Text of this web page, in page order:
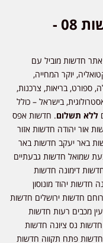
חדשות אפס שמונה | חדשות 08 -
אתר חדשות מוביל עם
יוקר המחייה,
ספורט, בריאות, צרכנות,
בישראל – כולל
ללא תשלום. חדשות אפס
אור יהודה חדשות אזור
באר יעקב חדשות באר
שמואל חדשות גבעתיים
דימונה חדשות
יהוד מונוסון
חדשות ירושלים חדשות
מכבים רעות חדשות
נס ציונה חדשות
חדשות פתח תקווה חדשות